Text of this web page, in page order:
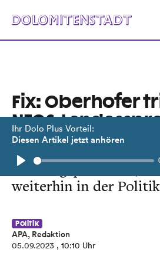
Ihr Dolo Plus Vorteil:
Diesen Artikel jetzt anhören
Play
Fix: Oberhofer
NEOS-
Der Tiroler NEOS-
Führungsposten ab,
weiterhin in der
Politik
APA, Redaktion
05.09.2023 , 10:10 Uhr